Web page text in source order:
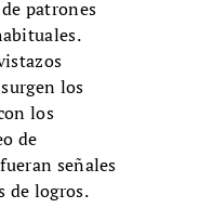
patrones
los
los
de
señales
de logros.